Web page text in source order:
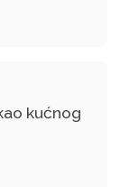
kućnog